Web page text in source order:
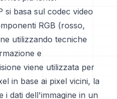
si basa sul codec video
RGB (rosso,
utilizzando tecniche
e
viene utilizzata per
in base ai pixel vicini, la
i dati dell'immagine in un